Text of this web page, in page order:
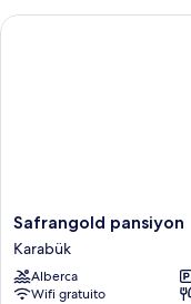
Safrangold
pansiyon
Karabük
Safrangold pansiyon
Karabük
Alberca
Wifi gratuito
Safrangold pansiyon